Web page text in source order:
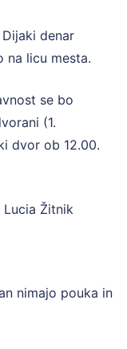
Dijaki denar
na licu mesta.
se bo
(1.
dvor ob 12.00.
Lucia Žitnik
nimajo pouka in